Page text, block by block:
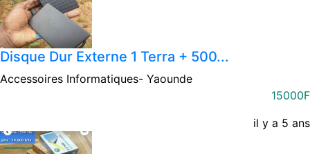
Disque Dur Externe 1 Terra + 500...
Accessoires Informatiques- Yaounde
15000F
il y a 5 ans